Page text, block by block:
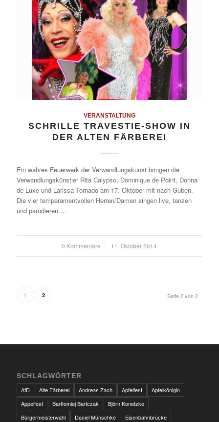
VERANSTALTUNG
SCHRILLE TRAVESTIE-SHOW IN
DER ALTEN FÄRBEREI
Ein wahres Feuerwerk der Verwandlungskunst bringen die
Verwandlungskünstler Rita Calypso, Dominique de Point, Donna
de Luxe und Larissa Tornado am 17. Oktober mit nach Guben.
Die vier temperamentvollen Herren/Damen singen live, tanzen
und parodieren.…
0 Kommentare
/ 11. Oktober 2014
Seite 2 von 2
1 2
SCHLAGWÖRTER
AfD
Alte Färberei Andreas Zach Apfelfest
Apfelkönigin
Appelfest
Bartłomiej Bartczak
Björn Konetzke
Bürgermeisterwahl
Daniel Münschke
Eisenbahnbrücke